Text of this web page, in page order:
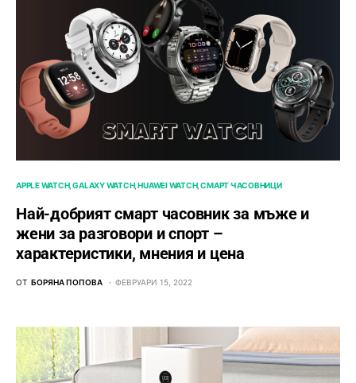
APPLE WATCH GALAXY WATCH HUAWEI WATCH СМАРТ ЧАСОВНИЦИ
Най-добрият смарт часовник за мъже и
жени за разговори и спорт –
характеристики, мнения и цена
ОТ БОРЯНА ПОПОВА ФЕВРУАРИ 15, 2022